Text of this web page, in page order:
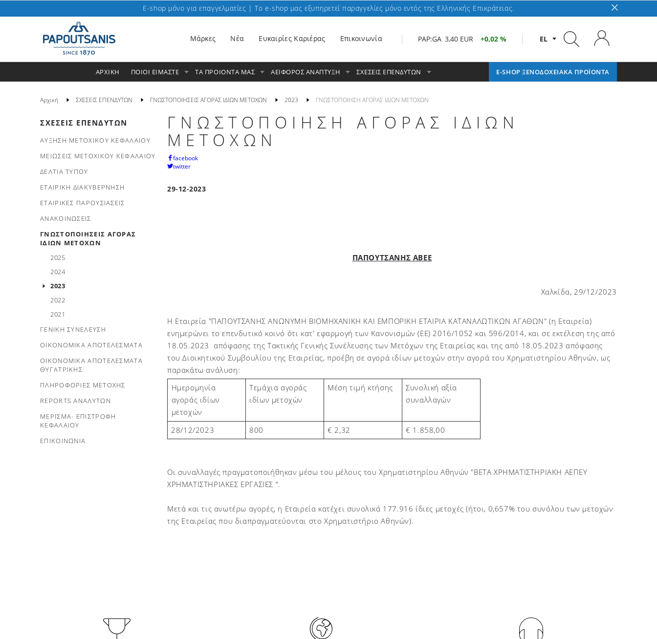
E-shop μόνο για επαγγελματίες | To e-shop μας εξυπηρετεί παραγγελίες μόνο εντός της Ελληνικής Επικράτειας.
EL
PAP:GA 3,40 EUR 0,02 %
Μάρκες Nέα Ευκαιρίες Καριέρας Επικοινωνία
ΑΡΧΙΚΗ ΠΟΙΟΙ ΕΙΜΑΣΤΕ E-SHOP ΞΕΝΟΔΟΧΕΙΑΚΑ ΠΡΟΪΟΝΤΑ
ΤΑ ΠΡΟΙΟΝΤΑ ΜΑΣ ΑΕΙΦΟΡΟΣ ΑΝΑΠΤΥΞΗ ΣΧΕΣΕΙΣ ΕΠΕΝΔΥΤΩΝ
Αρχική ΣΧΕΣΕΙΣ ΕΠΕΝΔΥΤΩΝ ΓΝΩΣΤΟΠΟΙΗΣΕΙΣ ΑΓΟΡΑΣ ΙΔΙΩΝ ΜΕΤΟΧΩΝ 2023 ΓΝΩΣΤΟΠΟΙΗΣΗ ΑΓΟΡΑΣ ΙΔΙΩΝ ΜΕΤΟΧΩΝ
ΣΧΕΣΕΙΣ ΕΠΕΝΔΥΤΩΝ
ΑΥΞΗΣΗ ΜΕΤΟΧΙΚΟΥ ΚΕΦΑΛΑΙΟΥ
ΜΕΙΩΣΕΙΣ ΜΕΤΟΧΙΚΟΥ ΚΕΦΑΛΑΙΟΥ
ΔΕΛΤΙΑ ΤΥΠΟΥ
ΕΤΑΙΡΙΚΗ ΔΙΑΚΥΒΕΡΝΗΣΗ
ΕΤΑΙΡΙΚΕΣ ΠΑΡΟΥΣΙΑΣΕΙΣ
ΑΝΑΚΟΙΝΩΣΕΙΣ
ΓΝΩΣΤΟΠΟΙΗΣΕΙΣ ΑΓΟΡΑΣ
ΙΔΙΩΝ ΜΕΤΟΧΩΝ
2025
2024
2023
2022
2021
ΓΕΝΙΚΗ ΣΥΝΕΛΕΥΣΗ
ΟΙΚΟΝΟΜΙΚΑ ΑΠΟΤΕΛΕΣΜΑΤΑ
ΟΙΚΟΝΟΜΙΚΑ ΑΠΟΤΕΛΕΣΜΑΤΑ
ΘΥΓΑΤΡΙΚΗΣ
ΠΛΗΡΟΦΟΡΙΕΣ ΜΕΤΟΧΗΣ
REPORTS ΑΝΑΛΥΤΩΝ
ΜΕΡΙΣΜΑ- ΕΠΙΣΤΡΟΦΗ
ΚΕΦΑΛΑΙΟΥ
ΕΠΙΚΟΙΝΩΝΙΑ
ΓΝΩΣΤΟΠΟΙΗΣΗ ΑΓΟΡΑΣ ΙΔΙΩΝ
ΜΕΤΟΧΩΝ
facebook
twitter
29-12-2023
ΠΑΠΟΥΤΣΑΝΗΣ ΑΒΕΕ
Χαλκίδα, 29/12/2023
Η Εταιρεία "ΠΑΠΟΥΤΣΑΝΗΣ ΑΝΩΝΥΜΗ ΒΙΟΜΗΧΑΝΙΚΗ ΚΑΙ ΕΜΠΟΡΙΚΗ ΕΤΑΙΡΙΑ ΚΑΤΑΝΑΛΩΤΙΚΩΝ ΑΓΑΘΩΝ" (η Εταιρεία)
ενημερώνει το επενδυτικό κοινό ότι κατ' εφαρμογή των Κανονισμών (ΕΕ) 2016/1052 και 596/2014, και σε εκτέλεση της από
18.05.2023 απόφασης της Τακτικής Γενικής Συνέλευσης των Μετόχων της Εταιρείας και της από 18.05.2023 απόφασης
του Διοικητικού Συμβουλίου της Εταιρείας, προέβη σε αγορά ιδίων μετοχών στην αγορά του Χρηματιστηρίου Αθηνών, ως
παρακάτω ανάλυση:
Ημερομηνία
αγοράς ιδίων
μετοχών
Τεμάχια αγοράς
ιδίων μετοχών
Μέση τιμή κτήσης
Συνολική αξία
συναλλαγών
28/1 2/2023 800 € 2,32 € 1.858,00
Οι συναλλαγές πραγματοποιήθηκαν μέσω του μέλους του Χρηματιστηρίου Αθηνών "BETA ΧΡΗΜΑΤΙΣΤΗΡΙΑΚΗ ΑΕΠΕΥ
ΧΡΗΜΑΤΙΣΤΗΡΙΑΚΕΣ ΕΡΓΑΣΙΕΣ ”.
Μετά και τις ανωτέρω αγορές, η Εταιρεία κατέχει συνολικά 177.916 ίδιες μετοχές (ήτοι, 0,657% του συνόλου των μετοχών
της Εταιρείας που διαπραγματεύονται στο Χρηματιστήριο Αθηνών).